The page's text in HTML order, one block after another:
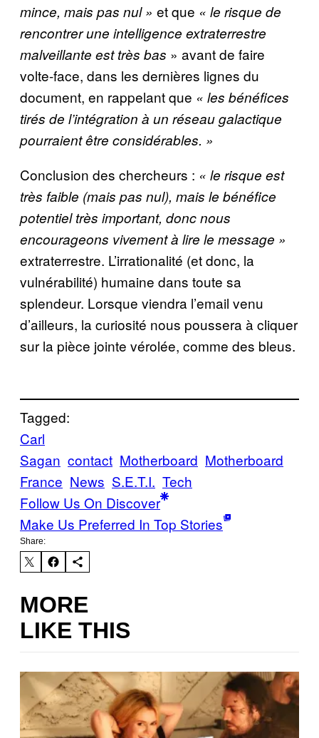
mince, mais pas nul » et que « le risque de
rencontrer une intelligence extraterrestre
malveillante est très bas » avant de faire
volte-face, dans les dernières lignes du
document, en rappelant que « les bénéfices
tirés de l’intégration à un réseau galactique
pourraient être considérables. »
Conclusion des chercheurs : « le risque est
très faible (mais pas nul), mais le bénéfice
potentiel très important, donc nous
encourageons vivement à lire le message »
extraterrestre. L’irrationalité (et donc, la
vulnérabilité) humaine dans toute sa
splendeur. Lorsque viendra l’email venu
d’ailleurs, la curiosité nous poussera à cliquer
sur la pièce jointe vérolée, comme des bleus.
Tagged:
Carl
Sagan contact Motherboard Motherboard
France News S.E.T.I. Tech
Follow Us On Discover
Make Us Preferred In Top Stories
Share:
MORE
LIKE THIS